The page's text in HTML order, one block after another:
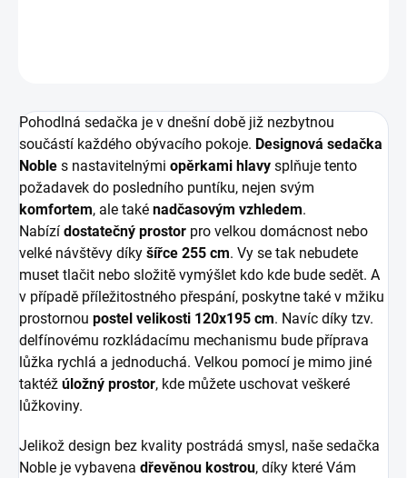
Pohodlná sedačka je v dnešní době již nezbytnou
součástí každého obývacího pokoje. Designová sedačka
Noble s nastavitelnými opěrkami hlavy splňuje tento
požadavek do posledního puntíku, nejen svým
komfortem, ale také nadčasovým vzhledem.
Nabízí dostatečný prostor pro velkou domácnost nebo
velké návštěvy díky šířce 255 cm. Vy se tak nebudete
muset tlačit nebo složitě vymýšlet kdo kde bude sedět. A
v případě příležitostného přespání, poskytne také v mžiku
prostornou postel velikosti 120x195 cm. Navíc díky tzv.
delfínovému rozkládacímu mechanismu bude příprava
lůžka rychlá a jednoduchá. Velkou pomocí je mimo jiné
taktéž úložný prostor, kde můžete uschovat veškeré
lůžkoviny.
Jelikož design bez kvality postrádá smysl, naše sedačka
Noble je vybavena dřevěnou kostrou, díky které Vám